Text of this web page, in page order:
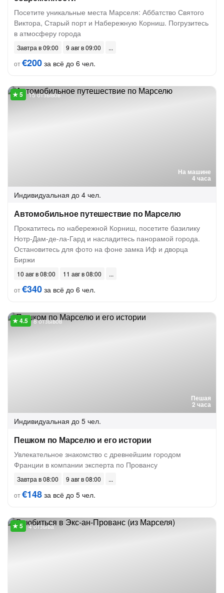
Посетите уникальные места Марселя: Аббатство Святого
Виктора, Старый порт и Набережную Корниш. Погрузитесь
в атмосферу города
Завтра в 09:00
9 авг в 09:00
от€200 за всё до 6 чел.
На машине
4 часа
15 отзывов
Индивидуальная до 4 чел.
Автомобильное путешествие по Марселю
Прокатитесь по набережной Корниш, посетите базилику
Нотр-Дам-де-ла-Гард и насладитесь панорамой города.
Остановитесь для фото на фоне замка Иф и дворца
Биржи
10 авг в 08:00
11 авг в 08:00
от€340 за всё до 6 чел.
Пешая
2 часа
8 отзывов
Индивидуальная до 5 чел.
Пешком по Марселю и его истории
Увлекательное знакомство с древнейшим городом
Франции в компании эксперта по Провансу
Завтра в 08:00
9 авг в 08:00
от€148 за всё до 5 чел.
4 отзыва